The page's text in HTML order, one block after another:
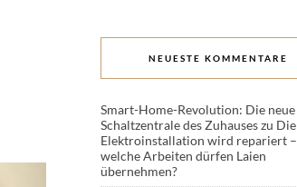
NEUESTE KOMMENTARE
Smart-Home-Revolution: Die neue
Schaltzentrale des Zuhauseszu Die
Elektroinstallation wird repariert –
welche Arbeiten dürfen Laien
übernehmen?